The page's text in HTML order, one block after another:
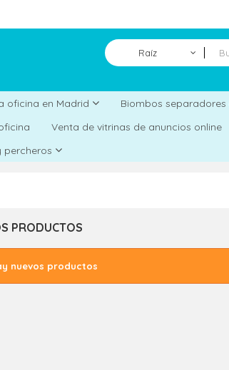
Raíz
oficina en Madrid Biombos
Venta de vitrinas de anuncios online
percheros
PRODUCTOS
nuevos productos